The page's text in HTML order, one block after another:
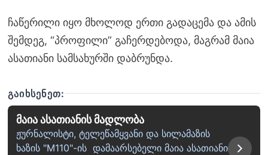
ჩაწერილი იყო მხოლოდ ერთი გადაცემა და ამის
შემდეგ, “პროფილი” გაჩერდებოდა, მაგრამ მაია
ასათიანი სამსახურში დაბრუნდა.
ᲒᲐᲘᲮᲡᲔᲜᲔᲗ:
მაია ასათიანის მადლობა
ჟურნალისტი, ტელეწამყვანი და სილამაზის
ხაზის "M110"-ის დამაარსებელი მაია ასათიანი